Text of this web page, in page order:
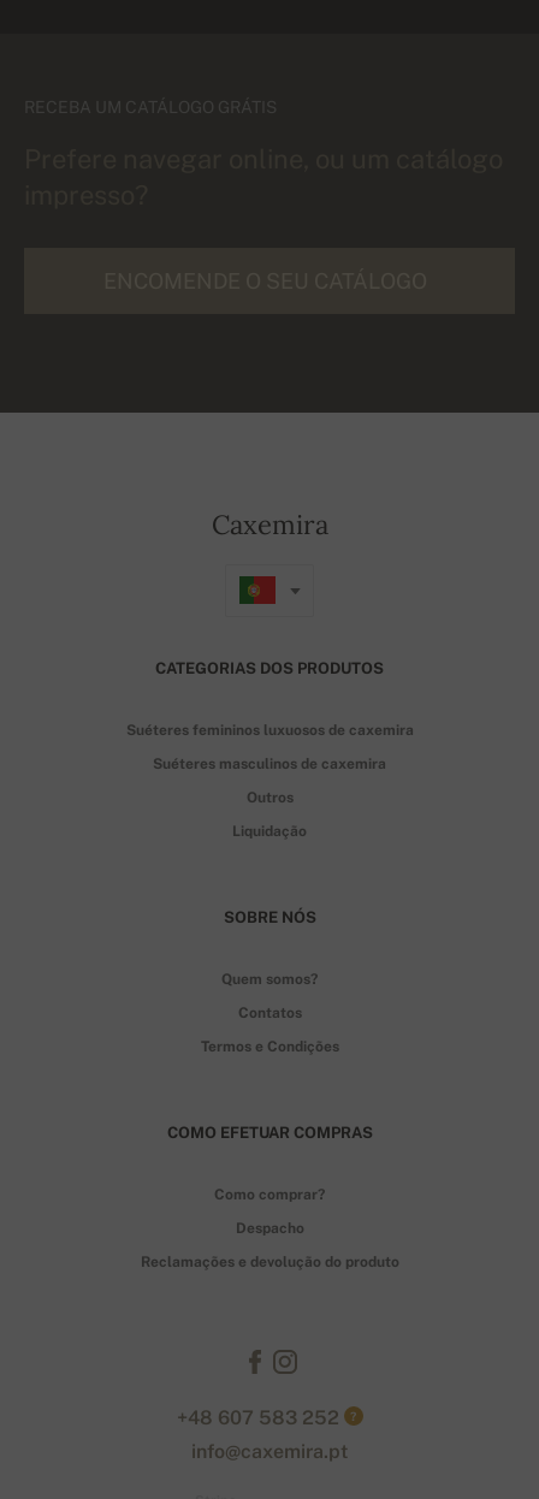
RECEBA UM CATÁLOGO GRÁTIS
Caxemira
CATEGORIAS DOS PRODUTOS
Suéteres femininos luxuosos de caxemira
Suéteres masculinos de caxemira
Outros
Liquidação
SOBRE NÓS
Quem somos?
Contatos
Termos e Condições
COMO EFETUAR COMPRAS
Como comprar?
Despacho
Reclamações e devolução do produto
+48 607 583 252 ?
info@caxemira.pt